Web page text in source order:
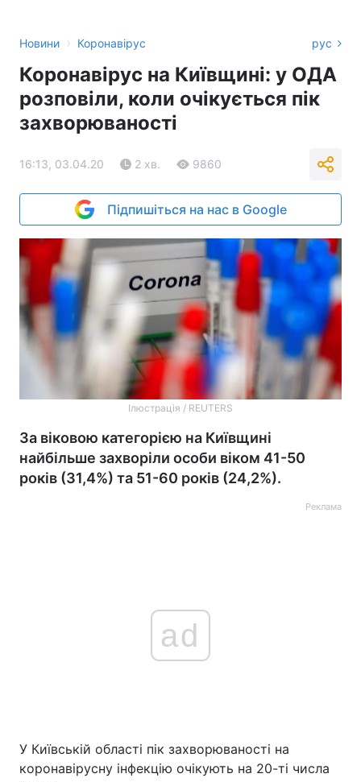
Новини › Коронавірус рус
Коронавірус на Київщині: у ОДА
розповіли, коли очікується пік
захворюваності
16:13, 03.04.20 2 хв. 9860
Підпишіться на нас в Google
Ілюстрація / REUTERS
За віковою категорією на Київщині
найбільше захворіли особи віком 41-50
років (31,4%) та 51-60 років (24,2%).
Реклама
ad
У Київській області пік захворюваності на
коронавірусну інфекцію очікують на 20-ті числа